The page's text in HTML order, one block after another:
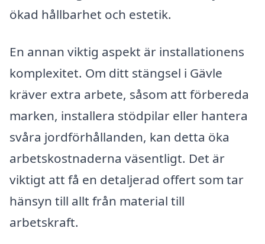
ökad hållbarhet och estetik.
En annan viktig aspekt är installationens
komplexitet. Om ditt stängsel i Gävle
kräver extra arbete, såsom att förbereda
marken, installera stödpilar eller hantera
svåra jordförhållanden, kan detta öka
arbetskostnaderna väsentligt. Det är
viktigt att få en detaljerad offert som tar
hänsyn till allt från material till
arbetskraft.